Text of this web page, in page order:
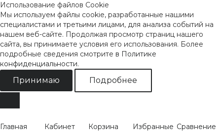
Использование файлов Cookie
Мы используем файлы cookie, разработанные нашими
специалистами и третьими лицами, для анализа событий на
нашем веб-сайте. Продолжая просмотр страниц нашего
сайта, вы принимаете условия его использования. Более
подробные сведения смотрите в Политике
конфиденциальности.
Принимаю Подробнее
Главная Кабинет Корзина Избранные Сравнение